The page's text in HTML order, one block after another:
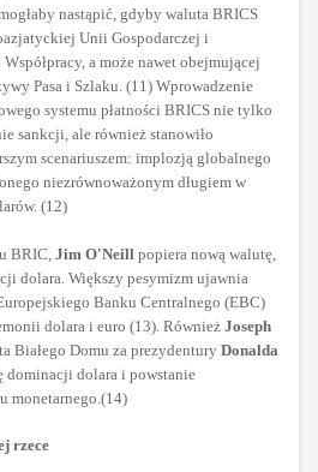
nastąpić, gdyby waluta BRICS
Unii Gospodarczej i
a może nawet obejmującej
Pasa i Szlaku. (11) Wprowadzenie
systemu płatności BRICS nie tylko
sankcji, ale również stanowiło
scenariuszem: implozją globalnego
niezrównoważonym długiem w
(12)
BRIC, Jim O'Neill popiera nową walutę,
dolara. Większy pesymizm ujawnia
Banku Centralnego (EBC)
dolara i euro (13). Również Joseph
Białego Domu za prezydentury Donalda
dominacji dolara i powstanie
monetarnego.(14)
rzece